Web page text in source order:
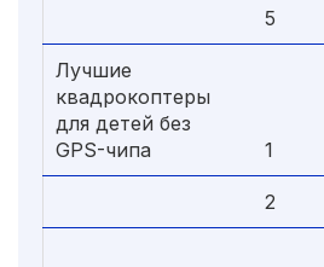
5
Лучшие
квадрокоптеры
для детей без
GPS-чипа
1
2